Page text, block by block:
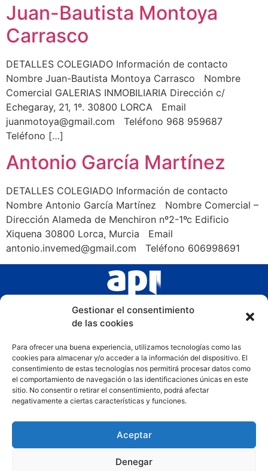
Gestionar el consentimiento
de las cookies
Para ofrecer una buena experiencia, utilizamos tecnologías como las
cookies para almacenar y/o acceder a la información del dispositivo. El
consentimiento de estas tecnologías nos permitirá procesar datos como
el comportamiento de navegación o las identificaciones únicas en este
sitio. No consentir o retirar el consentimiento, podrá afectar
negativamente a ciertas características y funciones.
Aceptar
Denegar
Juan-Bautista Montoya
Carrasco
DETALLES COLEGIADO Información de contacto
Nombre Juan-Bautista Montoya Carrasco Nombre
Comercial GALERIAS INMOBILIARIA Dirección c/
Echegaray, 21, 1º. 30800 LORCA Email
juanmotoya@gmail.com Teléfono 968 959687
Teléfono […]
Antonio García Martínez
DETALLES COLEGIADO Información de contacto
Nombre Antonio García Martínez Nombre Comercial –
Dirección Alameda de Menchiron nº2-1ºc Edificio
Xiquena 30800 Lorca, Murcia Email
antonio.invemed@gmail.com Teléfono 606998691